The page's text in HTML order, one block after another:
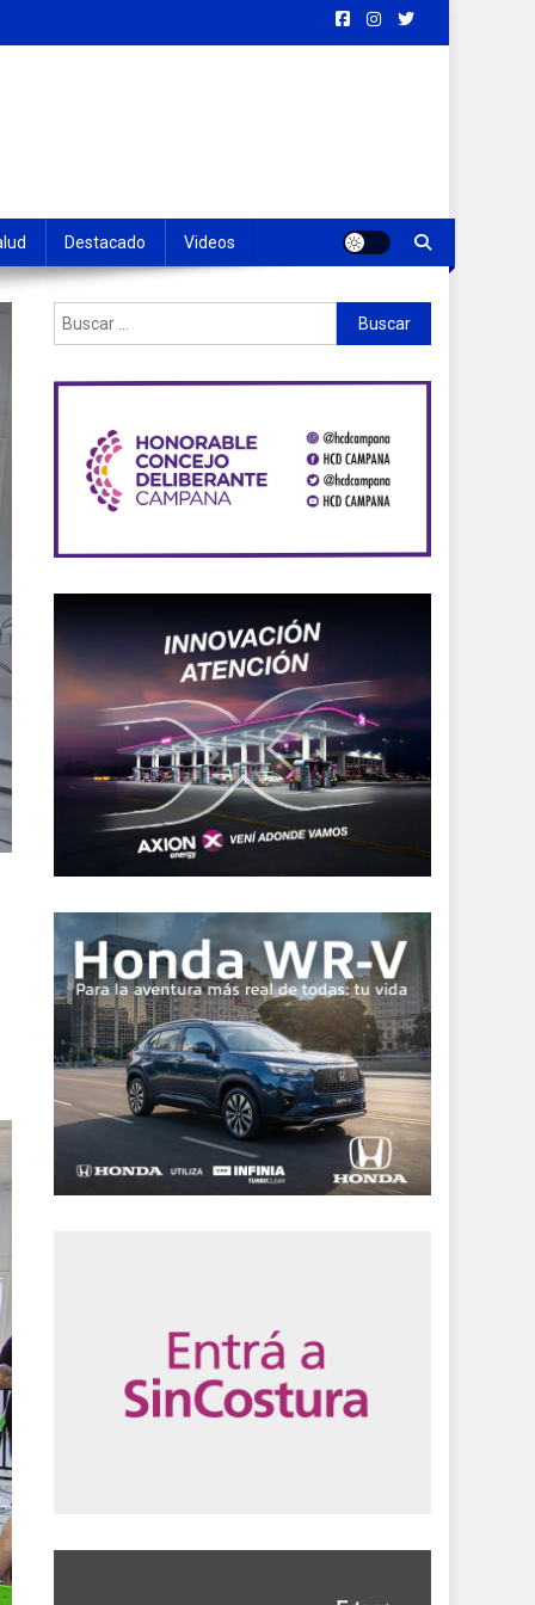
Destacado Videos
Buscar: